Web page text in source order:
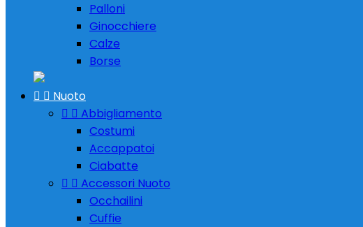
Palloni
Ginocchiere
Calze
Borse
  Nuoto
  Abbigliamento
Costumi
Accappatoi
Ciabatte
  Accessori Nuoto
Occhailini
Cuffie